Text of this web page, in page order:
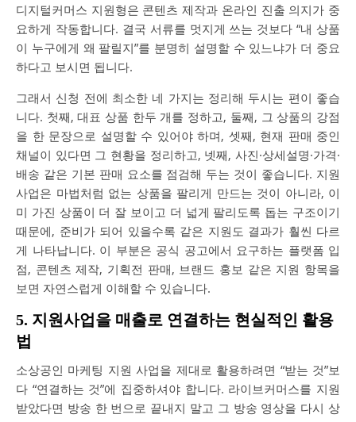
디지털커머스 지원형은 콘텐츠 제작과 온라인 진출 의지가 중
요하게 작동합니다. 결국 서류를 멋지게 쓰는 것보다 “내 상품
이 누구에게 왜 팔릴지”를 분명히 설명할 수 있느냐가 더 중요
하다고 보시면 됩니다.
그래서 신청 전에 최소한 네 가지는 정리해 두시는 편이 좋습
니다. 첫째, 대표 상품 한두 개를 정하고, 둘째, 그 상품의 강점
을 한 문장으로 설명할 수 있어야 하며, 셋째, 현재 판매 중인
채널이 있다면 그 현황을 정리하고, 넷째, 사진·상세설명·가격·
배송 같은 기본 판매 요소를 점검해 두는 것이 좋습니다. 지원
사업은 마법처럼 없는 상품을 팔리게 만드는 것이 아니라, 이
미 가진 상품이 더 잘 보이고 더 넓게 팔리도록 돕는 구조이기
때문에, 준비가 되어 있을수록 같은 지원도 결과가 훨씬 다르
게 나타납니다. 이 부분은 공식 공고에서 요구하는 플랫폼 입
점, 콘텐츠 제작, 기획전 판매, 브랜드 홍보 같은 지원 항목을
보면 자연스럽게 이해할 수 있습니다.
5. 지원사업을 매출로 연결하는 현실적인 활용
법
소상공인 마케팅 지원 사업을 제대로 활용하려면 “받는 것”보
다 “연결하는 것”에 집중하셔야 합니다. 라이브커머스를 지원
받았다면 방송 한 번으로 끝내지 말고 그 방송 영상을 다시 상